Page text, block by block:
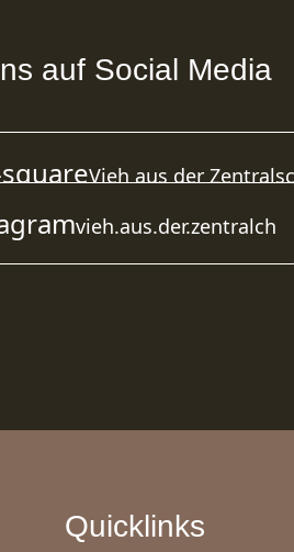
auf Social Media
Vieh aus der
vieh.aus.der.zentralch
Quicklinks